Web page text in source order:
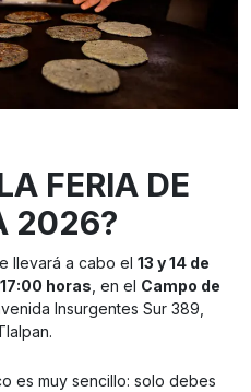
FERIA DE
2026?
llevará a cabo el 13 y 14 de
horas , en el Campo de
Insurgentes Sur 389,
es muy sencillo: solo debes